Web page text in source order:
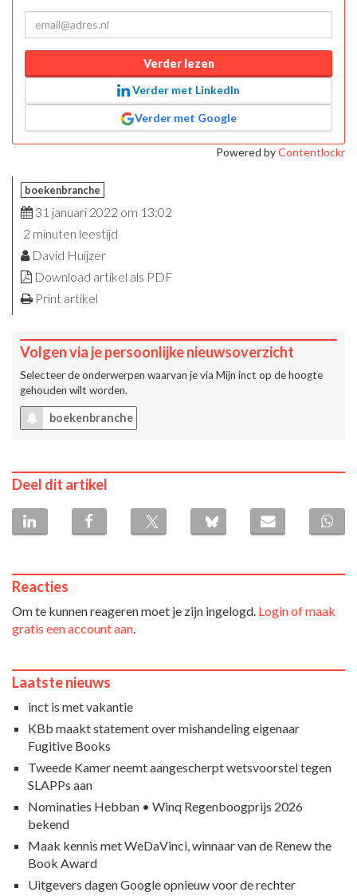
Verder lezen
Verder met LinkedIn
Verder met Google
Powered byContentlockr
boekenbranche
31 januari 2022 om 13:02
2 minuten leestijd
David Huijzer
Download artikel als PDF
Print artikel
Volgen via je persoonlijke nieuwsoverzicht
Selecteer de onderwerpen waarvan je via Mijn inct op de hoogte
gehouden wilt worden.
boekenbranche
Deel dit artikel
Reacties
Om te kunnen reageren moet je zijn ingelogd. Login of maak
gratis een account aan
Laatste nieuws
inct is met vakantie
KBb maakt statement over mishandeling eigenaar
Fugitive Books
Tweede Kamer neemt aangescherpt wetsvoorstel tegen
SLAPPs aan
Nominaties Hebban • Winq Regenboogprijs 2026
bekend
Maak kennis met WeDaVinci, winnaar van de Renew the
Book Award
Uitgevers dagen Google opnieuw voor de rechter